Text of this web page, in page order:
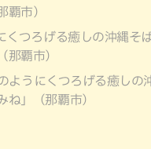
覇市）
くつろげる癒しの沖縄そ
那覇市）
ようにくつろげる癒しの
ね」（那覇市）